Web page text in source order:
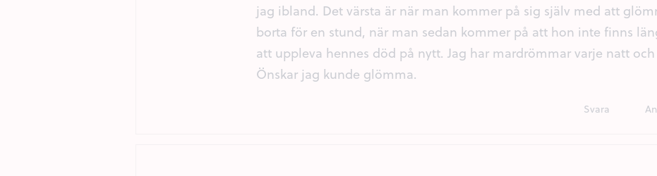
jag ibland. Det värsta är när man kommer på sig själv med att
borta för en stund, när man sedan kommer på att hon inte finns
att uppleva hennes död på nytt. Jag har mardrömmar varje natt
Önskar jag kunde glömma.
Svara